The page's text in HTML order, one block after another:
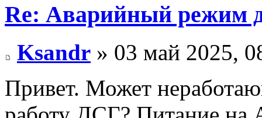
Re: Аварийный режим
Ksandr » 03 май 2025,
Привет. Может